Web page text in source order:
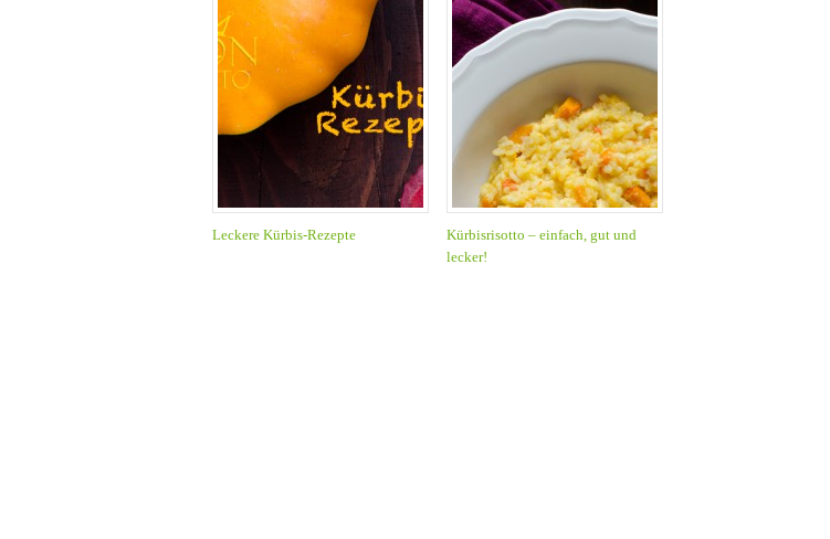
Leckere Kürbis-Rezepte
Kürbisrisotto – einfach, gut und
lecker!